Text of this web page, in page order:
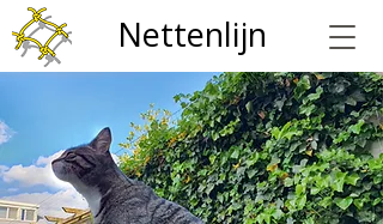
Nettenlijn